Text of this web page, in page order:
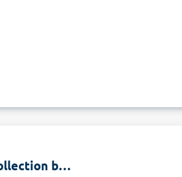
Domes Aulus Elounda, Curio Collection by Hilton